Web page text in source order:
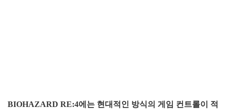
BIOHAZARD RE:4에는 현대적인 방식의 게임 컨트롤이 적